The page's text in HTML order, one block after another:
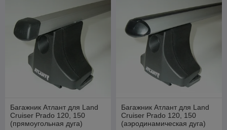
Багажник Атлант для Land
Cruiser Prado 120, 150
(прямоугольная дуга)
Багажник Атлант для Land
Cruiser Prado 120, 150
(аэродинамическая дуга)